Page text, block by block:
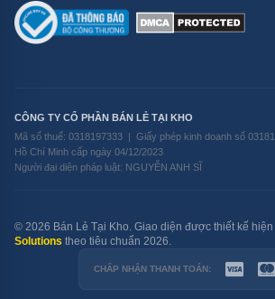
CÔNG TY CỔ PHẦN BÁN LẺ TẠI KHO
Mã số thuế: 0318197333 | Giấy phép kinh doanh số
Hồ Chí Minh cấp ngày 04/12/2023
Người đại diện pháp luật: NGUYỄN ANH SĨ
© 2026 Bán Lẻ Tại Kho. Giao diện được thiết kế
Solutions theo tiêu chuẩn 2026.
CHẤP NHẬN THANH TOÁN: